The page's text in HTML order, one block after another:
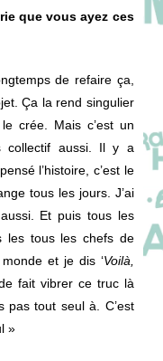
que vous ayez ces
de refaire ça,
Ça la rend singulier
crée. Mais c’est un
collectif aussi. Il y a
l’histoire, c’est le
tous les jours. J’ai
Et puis tous les
les tous les chefs de
et je dis ‘Voilà,
fait vibrer ce truc là
pas tout seul à. C’est
»